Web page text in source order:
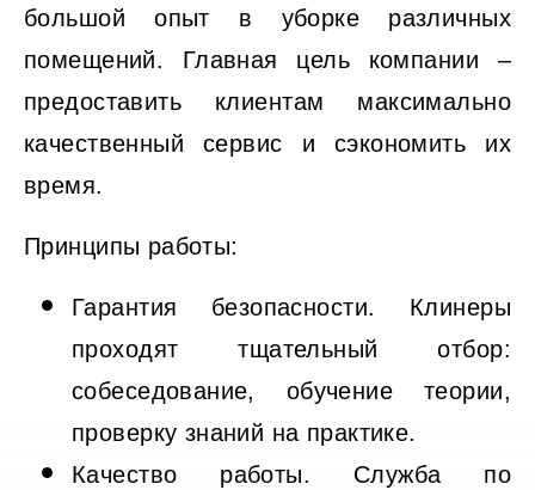
большой опыт в уборке различных
помещений. Главная цель компании –
предоставить клиентам максимально
качественный сервис и сэкономить их
время.
Принципы работы:
Гарантия безопасности. Клинеры
проходят тщательный отбор:
собеседование, обучение теории,
проверку знаний на практике.
Качество работы. Служба по